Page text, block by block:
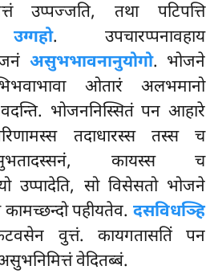
उप्पज्जति, तथा पटिपत्ति
. उपचारप्पनावहाय
असुभभावनानुयोगो. भोजने
ओतारं अलभमानो
वदन्ति. भोजननिस्सितं पन आहारे
तदाधारस्स तस्स च
कायस्स च
उप्पादेति, सो विसेसतो भोजने
पहीयतेव. दसविधञ्हि
वुत्तं. कायगतासतिं पन
वेदितब्बं.